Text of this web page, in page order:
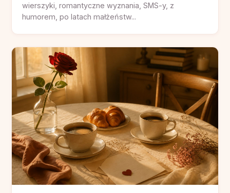
wierszyki, romantyczne wyznania, SMS-y, z
humorem, po latach małżeństw...